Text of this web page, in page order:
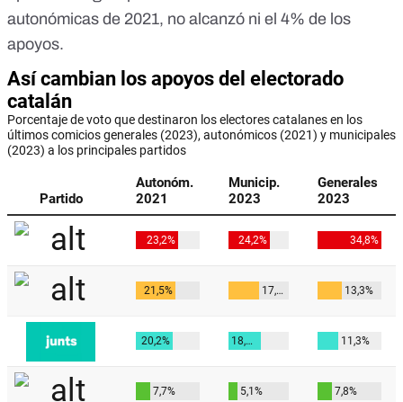
autonómicas de 2021, no alcanzó ni el 4% de los
apoyos.